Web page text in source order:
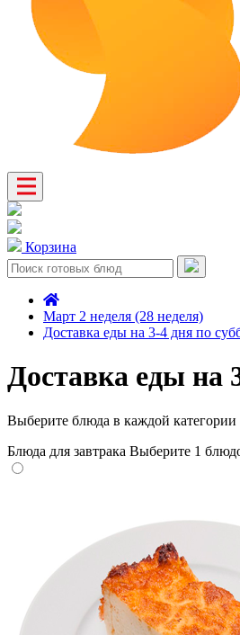
Корзина
Март 2 неделя (28 неделя)
Доставка еды на 3-4 дня по
Доставка еды на
Выберите блюда в каждой категории
Блюда для завтрака Выберите 1